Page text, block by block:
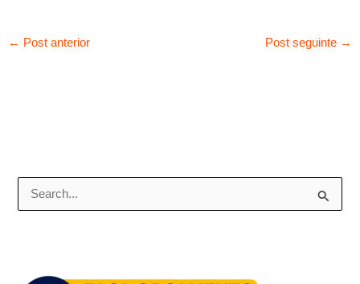
← Post anterior Post seguinte →